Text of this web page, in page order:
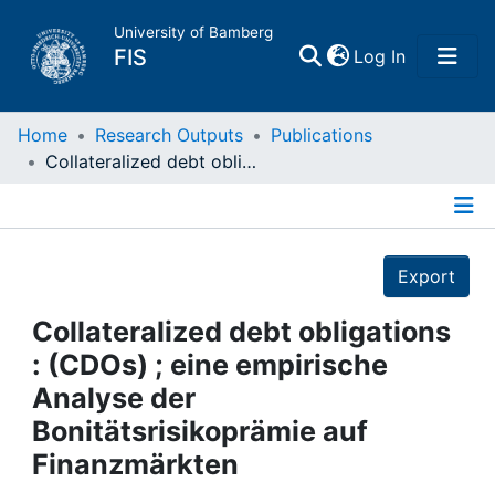
University of Bamberg
FIS Log In(current)
Home
Projects
People
Institutions
Home Research Outputs
Publications
Collateralized debt obligations : (CDOs) ; eine empirische Analyse der Bonitätsrisikoprämie auf Finanzmärkten
Export
Collateralized debt obligations
: (CDOs) ; eine empirische
Analyse der
Bonitätsrisikoprämie auf
Finanzmärkten